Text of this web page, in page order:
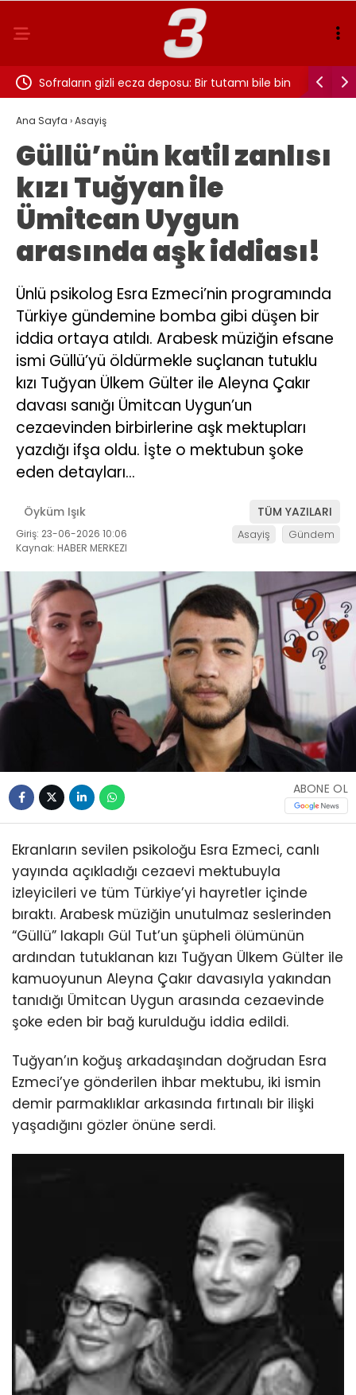
Messi Sofraların gizli ecza deposu: Bir tutamı bile bin
fayda!
LIONEL
Ana Sayfa ›Asayiş
Güllü’nün katil zanlısı
kızı Tuğyan ile
Ümitcan Uygun
arasında aşk iddiası!
Ünlü psikolog Esra Ezmeci’nin programında
Türkiye gündemine bomba gibi düşen bir
iddia ortaya atıldı. Arabesk müziğin efsane
ismi Güllü’yü öldürmekle suçlanan tutuklu
kızı Tuğyan Ülkem Gülter ile Aleyna Çakır
davası sanığı Ümitcan Uygun’un
cezaevinden birbirlerine aşk mektupları
yazdığı ifşa oldu. İşte o mektubun şoke
eden detayları…
Öyküm Işık TÜM YAZILARI
Giriş: 23-06-2026 10:06
Kaynak: HABER MERKEZI
Asayiş Gündem
ABONE OL
Ekranların sevilen psikoloğu Esra Ezmeci, canlı
yayında açıkladığı cezaevi mektubuyla
izleyicileri ve tüm Türkiye’yi hayretler içinde
bıraktı. Arabesk müziğin unutulmaz seslerinden
“Güllü” lakaplı Gül Tut’un şüpheli ölümünün
ardından tutuklanan kızı Tuğyan Ülkem Gülter ile
kamuoyunun Aleyna Çakır davasıyla yakından
tanıdığı Ümitcan Uygun arasında cezaevinde
şoke eden bir bağ kurulduğu iddia edildi.
Tuğyan’ın koğuş arkadaşından doğrudan Esra
Ezmeci’ye gönderilen ihbar mektubu, iki ismin
demir parmaklıklar arkasında fırtınalı bir ilişki
yaşadığını gözler önüne serdi.